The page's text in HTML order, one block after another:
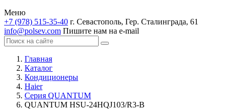
Меню
+7 (978) 515-35-40 г. Севастополь, Гер. Сталинграда, 61
info@polsev.com Пишите нам на e-mail
Главная
Каталог
Кондиционеры
Haier
Серия QUANTUM
QUANTUM HSU-24HQJ103/R3-B